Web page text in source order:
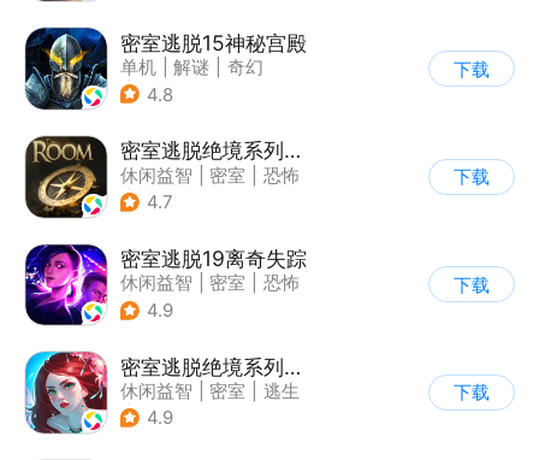
密室逃脱15神秘宫殿
单机 解谜
奇幻
| 密室逃脱
4.8
下载
密室逃脱绝境系列2海盗船
休闲益智 密室
恐怖
| 密室逃脱
4.7
下载
密室逃脱19离奇失踪
休闲益智 密室
恐怖
| 密室逃脱
4.9
下载
密室逃脱绝境系列4迷失森林
休闲益智 密室
逃生
| 密室逃脱
4.9
下载